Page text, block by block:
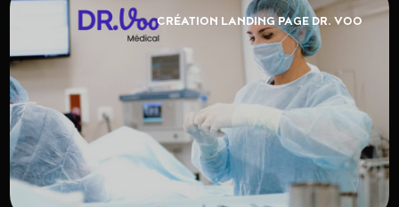
CRÉATION LANDING PAGE DR. VOO